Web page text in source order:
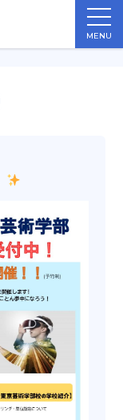
MENU